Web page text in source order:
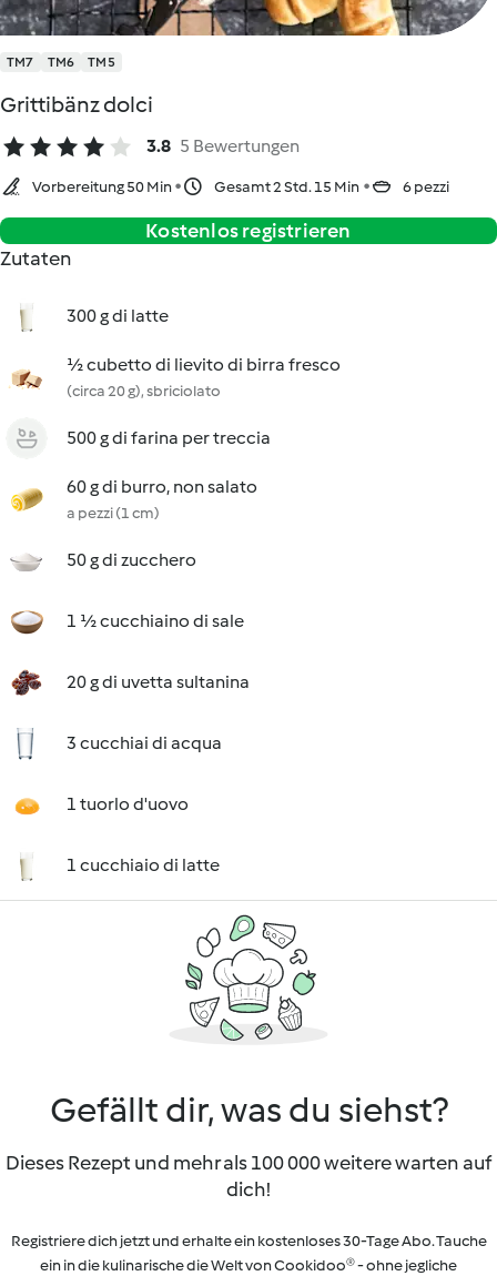
TM7 TM6 TM5
Grittibänz dolci
3.8 5 Bewertungen
Vorbereitung 50 Min Gesamt 2 Std. 15 Min 6 pezzi
Kostenlos registrieren
Zutaten
300 g di latte
½ cubetto di lievito di birra fresco
(circa 20 g), sbriciolato
500 g di farina per treccia
60 g di burro, non salato
a pezzi (1 cm)
50 g di zucchero
1 ½ cucchiaino di sale
20 g di uvetta sultanina
3 cucchiai di acqua
1 tuorlo d'uovo
1 cucchiaio di latte
Gefällt dir, was du siehst?
Dieses Rezept und mehr als 100 000 weitere warten auf
dich!
Registriere dich jetzt und erhalte ein kostenloses 30-Tage Abo. Tauche
ein in die kulinarische die Welt von Cookidoo® - ohne jegliche